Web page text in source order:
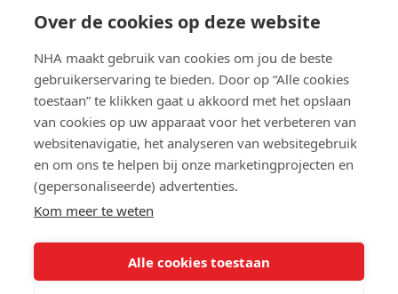
Over de cookies op deze website
NHA maakt gebruik van cookies om jou de beste
gebruikerservaring te bieden. Door op “Alle cookies
toestaan” te klikken gaat u akkoord met het opslaan
van cookies op uw apparaat voor het verbeteren van
websitenavigatie, het analyseren van websitegebruik
en om ons te helpen bij onze marketingprojecten en
(gepersonaliseerde) advertenties.
Kom meer te weten
Alle cookies toestaan
Klantenservice »
© Copyright 2026 NHA Privacy- en cookieverklaring
Sitemap
Toegankelijkheidsverklaring